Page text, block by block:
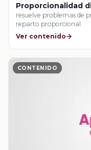
Proporcionalidad
resuelve problemas de
reparto proporcional.
Ver contenido
CONTENIDO